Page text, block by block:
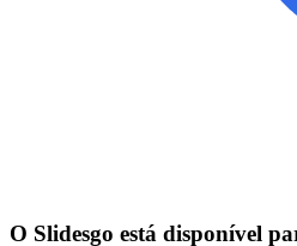
O Slidesgo está disponível